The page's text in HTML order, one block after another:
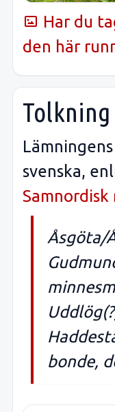
Har du
den här
svenska,
Åsgöta/
bonde,